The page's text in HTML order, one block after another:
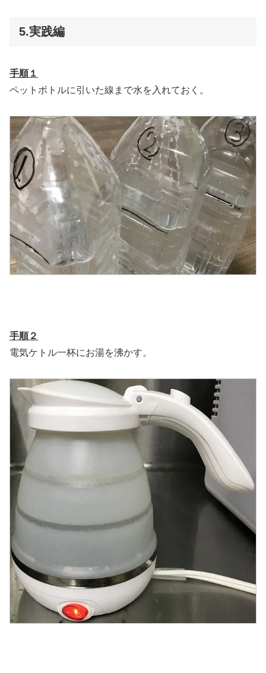
5.実践編
手順１
ペットボトルに引いた線まで水を入れておく。
手順２
電気ケトル一杯にお湯を沸かす。